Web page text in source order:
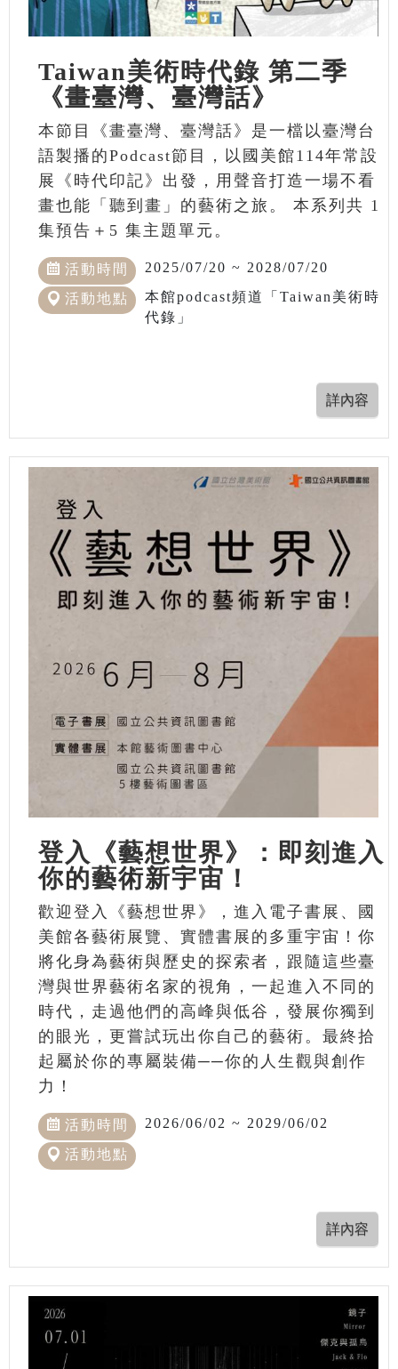
Taiwan美術時代錄 第二季
《畫臺灣、臺灣話》
本節目《畫臺灣、臺灣話》是一檔以臺灣台
語製播的Podcast節目，以國美館114年常設
展《時代印記》出發，用聲音打造一場不看
畫也能「聽到畫」的藝術之旅。 本系列共 1
集預告＋5 集主題單元。
活動時間 2025/07/20 ~ 2028/07/20
活動地點
本館podcast頻道「Taiwan美術時
代錄」
登入《藝想世界》：即刻進入
你的藝術新宇宙！
歡迎登入《藝想世界》，進入電子書展、國
美館各藝術展覽、實體書展的多重宇宙！你
將化身為藝術與歷史的探索者，跟隨這些臺
灣與世界藝術名家的視角，一起進入不同的
時代，走過他們的高峰與低谷，發展你獨到
的眼光，更嘗試玩出你自己的藝術。最終拾
起屬於你的專屬裝備──你的人生觀與創作
力！
活動時間 2026/06/02 ~ 2029/06/02
活動地點